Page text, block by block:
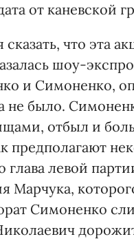
от каневской
сказать, что эта
шоу-
и Симоненко,
не было.
отбыл и
предполагают
глава левой
Марчука,
Симоненко